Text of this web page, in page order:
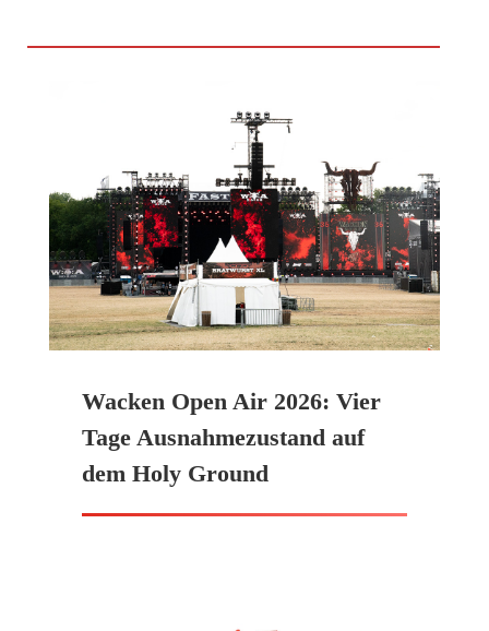
Wacken Open Air 2026: Vier
Tage Ausnahmezustand auf
dem Holy Ground